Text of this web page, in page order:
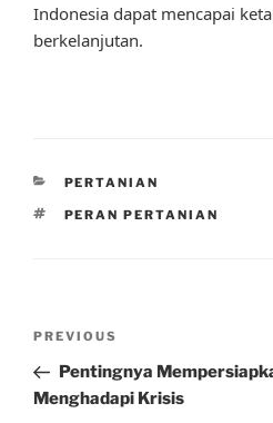
Indonesia dapat mencapai
berkelanjutan.
CATEGORIES
PERTANIAN
TAGS
PERAN PERTANIAN
Previous
Post
PREVIOUS
Pentingnya
Menghadapi Krisis